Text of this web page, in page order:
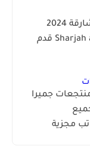
وظائف مطار الشارقة 2024
Sharjah airport Careers قدم
جميرا
2025 لجميع
مجزية